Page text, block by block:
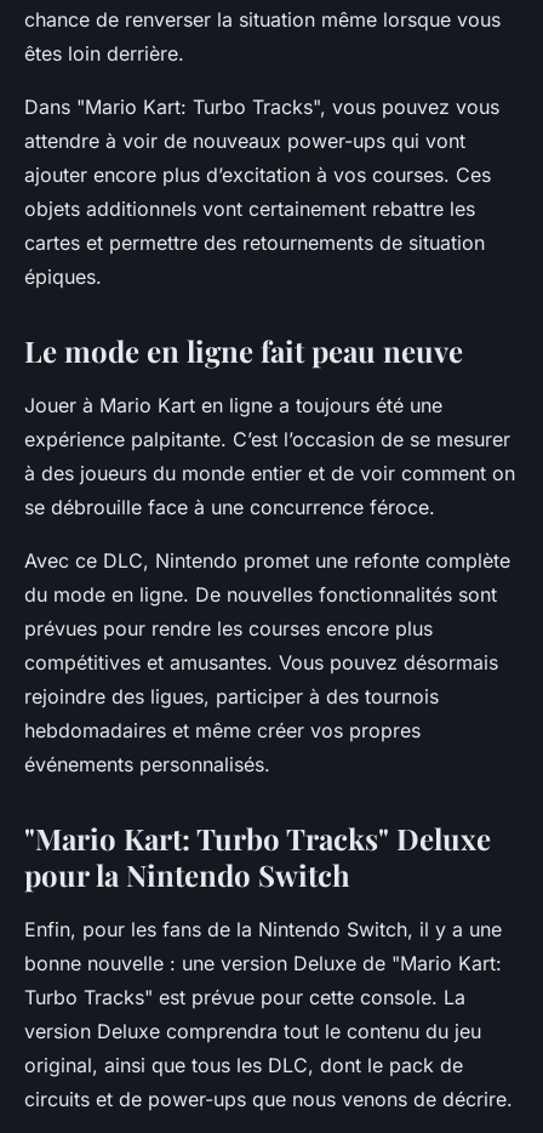
chance de renverser la situation même lorsque vous
êtes loin derrière.
Dans "Mario Kart: Turbo Tracks", vous pouvez vous
attendre à voir de nouveaux power-ups qui vont
ajouter encore plus d’excitation à vos courses. Ces
objets additionnels vont certainement rebattre les
cartes et permettre des retournements de situation
épiques.
Le mode en ligne fait peau neuve
Jouer à Mario Kart en ligne a toujours été une
expérience palpitante. C’est l’occasion de se mesurer
à des joueurs du monde entier et de voir comment on
se débrouille face à une concurrence féroce.
Avec ce DLC, Nintendo promet une refonte complète
du mode en ligne. De nouvelles fonctionnalités sont
prévues pour rendre les courses encore plus
compétitives et amusantes. Vous pouvez désormais
rejoindre des ligues, participer à des tournois
hebdomadaires et même créer vos propres
événements personnalisés.
"Mario Kart: Turbo Tracks" Deluxe
pour la Nintendo Switch
Enfin, pour les fans de la Nintendo Switch, il y a une
bonne nouvelle : une version Deluxe de "Mario Kart:
Turbo Tracks" est prévue pour cette console. La
version Deluxe comprendra tout le contenu du jeu
original, ainsi que tous les DLC, dont le pack de
circuits et de power-ups que nous venons de décrire.